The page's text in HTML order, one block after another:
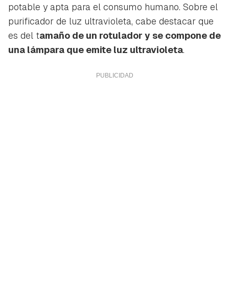
potable y apta para el consumo humano. Sobre el
purificador de luz ultravioleta, cabe destacar que
es del tamaño de un rotulador y se compone de
una lámpara que emite luz ultravioleta.